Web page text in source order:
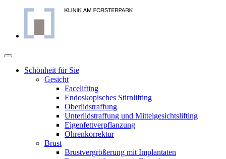
Schönheit für Sie
Gesicht
Facelifting
Endoskopisches Stirnlifting
Oberlidstraffung
Unterlidstraffung und Mittelgesichtslifting
Eigenfettverpflanzung
Ohrenkorrektur
Brust
Brustvergrößerung mit Implantaten